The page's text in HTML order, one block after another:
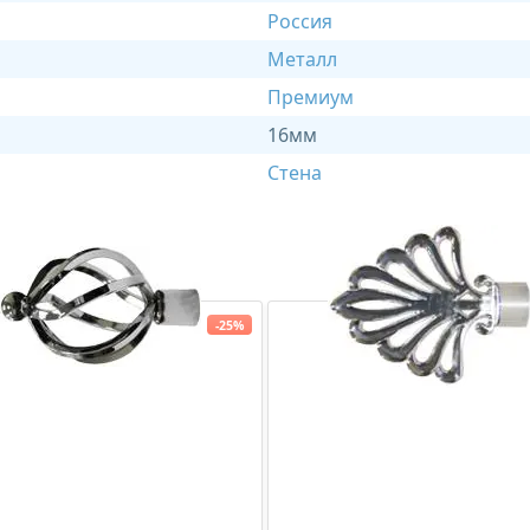
Россия
Металл
Премиум
16мм
Стена
-25%